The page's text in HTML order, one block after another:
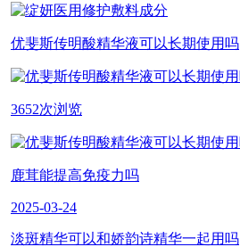
优斐斯传明酸精华液可以长期使用吗
3652次浏览
鹿茸能提高免疫力吗
2025-03-24
淡斑精华可以和娇韵诗精华一起用吗